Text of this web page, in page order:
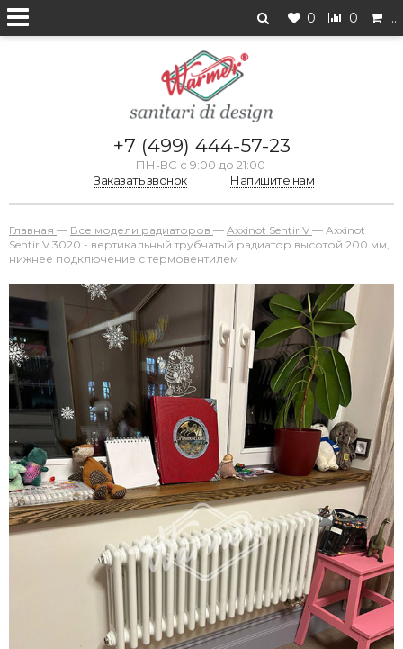
0 0 …
+7 (499) 444-57-23
ПН-ВС с 9:00 до 21:00
Заказать звонок
Напишите нам
Главная — Все модели радиаторов — Axxinot Sentir V — Axxinot
Sentir V 3020 - вертикальный трубчатый радиатор высотой 200 мм,
нижнее подключение с термовентилем